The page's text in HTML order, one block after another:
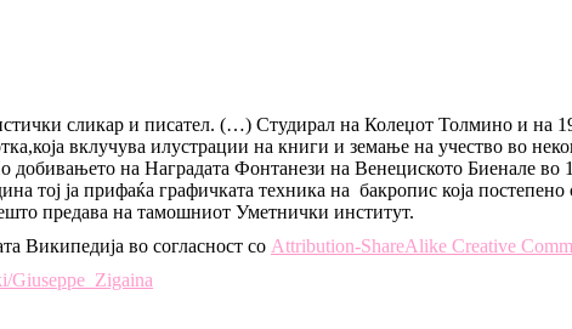
сликар и писател. (…) Студирал на Колеџот Толмино и на
вклучува илустрации на книги и земање на учество во
добивањето на Наградата Фонтанези на Венециското Биенале во
тој ја прифаќа графичката техника на бакропис која
предава на тамошниот Уметнички институт.
Википедија во согласност со Attribution-ShareAlike Creative
Giuseppe_Zigaina